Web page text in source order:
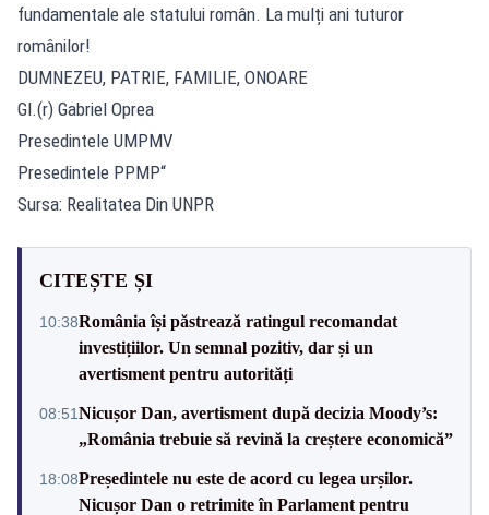
fundamentale ale statului român. La mulți ani tuturor
românilor!
DUMNEZEU, PATRIE, FAMILIE, ONOARE
Gl.(r) Gabriel Oprea
Presedintele UMPMV
Presedintele PPMP“
Sursa: Realitatea Din UNPR
CITEȘTE ȘI
10:38România își păstrează ratingul recomandat
investițiilor. Un semnal pozitiv, dar și un
avertisment pentru autorități
08:51Nicușor Dan, avertisment după decizia Moody’s:
„România trebuie să revină la creștere economică”
18:08Președintele nu este de acord cu legea urșilor.
Nicușor Dan o retrimite în Parlament pentru